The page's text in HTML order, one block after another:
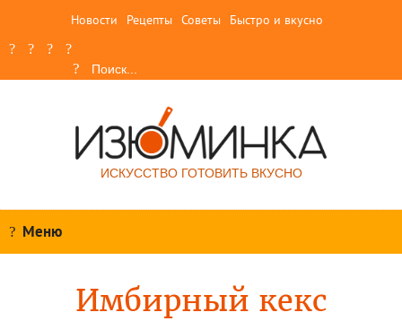
Новости Рецепты Советы Быстро и вкусно
ИСКУССТВО ГОТОВИТЬ ВКУСНО
Меню
Имбирный кекс